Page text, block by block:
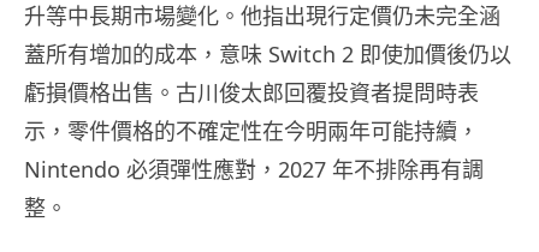
升等中長期市場變化。他指出現行定價仍未完全涵
蓋所有增加的成本，意味 Switch 2 即使加價後仍以
虧損價格出售。古川俊太郎回覆投資者提問時表
示，零件價格的不確定性在今明兩年可能持續，
Nintendo 必須彈性應對，2027 年不排除再有調
整。